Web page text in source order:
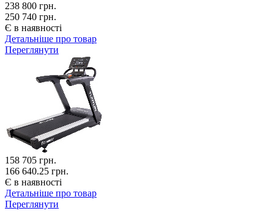
238 800 грн.
250 740 грн.
Є в наявності
Детальніше про товар
Переглянути
158 705 грн.
166 640.25 грн.
Є в наявності
Детальніше про товар
Переглянути